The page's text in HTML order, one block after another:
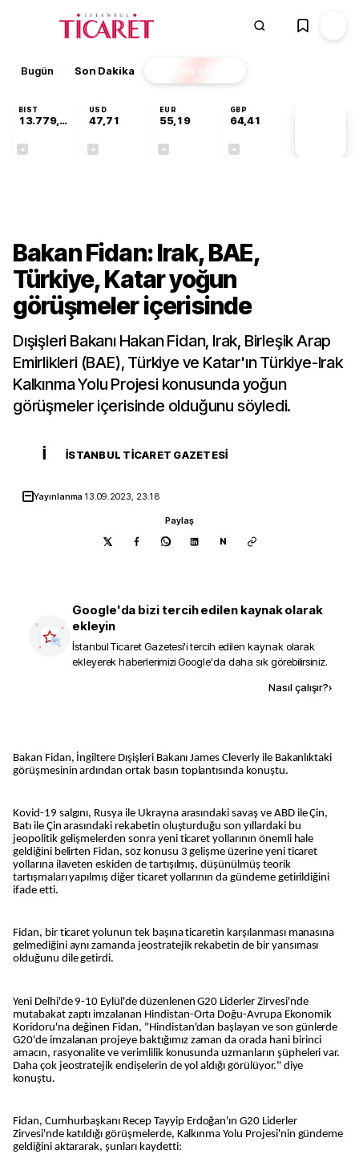
Bugün Son Dakika Finans EKSTRA
BIST
13.779,39
USD
47,71
EUR
55,19
GBP
64,41
Bakan Fidan: Irak, BAE,
Türkiye, Katar yoğun
görüşmeler içerisinde
Dışişleri Bakanı Hakan Fidan, Irak, Birleşik Arap
Emirlikleri (BAE), Türkiye ve Katar'ın Türkiye-Irak
Kalkınma Yolu Projesi konusunda yoğun
görüşmeler içerisinde olduğunu söyledi.
İ İSTANBUL TICARET GAZETESI
Yayınlanma 13.09.2023, 23:18
Paylaş
N
Google'da bizi tercih edilen kaynak olarak
ekleyin
İstanbul Ticaret Gazetesi'i tercih edilen kaynak olarak
ekleyerek haberlerimizi Google'da daha sık görebilirsiniz.
Nasıl çalışır?›
Bakan Fidan, İngiltere Dışişleri Bakanı James Cleverly ile Bakanlıktaki
görüşmesinin ardından ortak basın toplantısında konuştu.
Kovid-19 salgını, Rusya ile Ukrayna arasındaki savaş ve ABD ile Çin,
Batı ile Çin arasındaki rekabetin oluşturduğu son yıllardaki bu
jeopolitik gelişmelerden sonra yeni ticaret yollarının önemli hale
geldiğini belirten Fidan, söz konusu 3 gelişme üzerine yeni ticaret
yollarına ilaveten eskiden de tartışılmış, düşünülmüş teorik
tartışmaları yapılmış diğer ticaret yollarının da gündeme getirildiğini
ifade etti.
Fidan, bir ticaret yolunun tek başına ticaretin karşılanması manasına
gelmediğini aynı zamanda jeostratejik rekabetin de bir yansıması
olduğunu dile getirdi.
Yeni Delhi'de 9-10 Eylül'de düzenlenen G20 Liderler Zirvesi'nde
mutabakat zaptı imzalanan Hindistan-Orta Doğu-Avrupa Ekonomik
Koridoru'na değinen Fidan, "Hindistan'dan başlayan ve son günlerde
G20'de imzalanan projeye baktığımız zaman da orada hani birinci
amacın, rasyonalite ve verimlilik konusunda uzmanların şüpheleri var.
Daha çok jeostratejik endişelerin de yol aldığı görülüyor." diye
konuştu.
Fidan, Cumhurbaşkanı Recep Tayyip Erdoğan'ın G20 Liderler
Zirvesi'nde katıldığı görüşmelerde, Kalkınma Yolu Projesi'nin gündeme
geldiğini aktararak, şunları kaydetti: